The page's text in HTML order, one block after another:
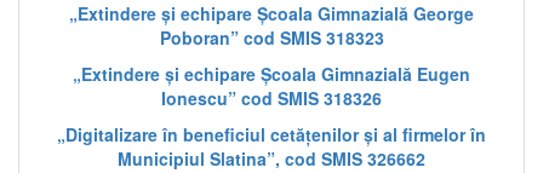
„Extindere și echipare Școala Gimnazială George
Poboran” cod SMIS 318323
„Extindere și echipare Școala Gimnazială Eugen
Ionescu” cod SMIS 318326
„Digitalizare în beneficiul cetățenilor și al firmelor în
Municipiul Slatina”, cod SMIS 326662